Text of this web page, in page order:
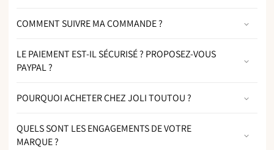
COMMENT SUIVRE MA COMMANDE ?
LE PAIEMENT EST-IL SÉCURISÉ ? PROPOSEZ-VOUS
PAYPAL ?
POURQUOI ACHETER CHEZ JOLI TOUTOU ?
QUELS SONT LES ENGAGEMENTS DE VOTRE
MARQUE ?